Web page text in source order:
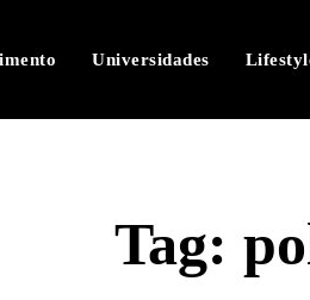
Universidades
Tag: